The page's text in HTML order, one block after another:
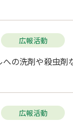
広報活動
の洗剤や殺虫剤
広報活動